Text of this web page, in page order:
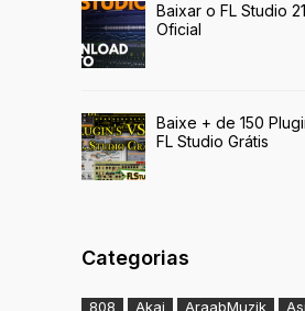
Baixar o FL Studio
Oficial
Baixe + de 150
FL Studio Grátis
Categorias
808 Akai AraabMuzik